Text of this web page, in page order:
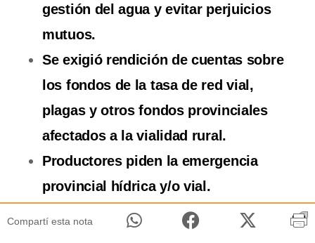
gestión del agua y evitar perjuicios
mutuos.
Se exigió rendición de cuentas sobre
los fondos de la tasa de red vial,
plagas y otros fondos provinciales
afectados a la vialidad rural.
Productores piden la emergencia
provincial hídrica y/o vial.
Compartí esta nota